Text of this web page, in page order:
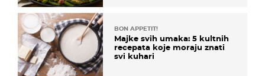
BON APPETIT!
Majke svih umaka: 5 kultnih
recepata koje moraju znati
svi kuhari